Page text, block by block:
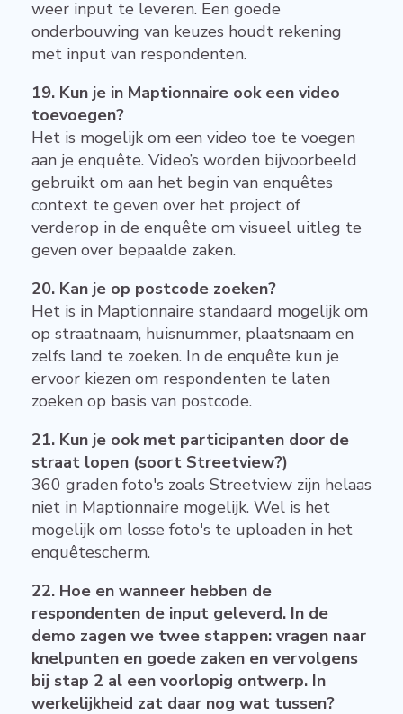
weer input te leveren. Een goede
onderbouwing van keuzes houdt rekening
met input van respondenten.
19. Kun je in Maptionnaire ook een video
toevoegen?
Het is mogelijk om een video toe te voegen
aan je enquête. Video’s worden bijvoorbeeld
gebruikt om aan het begin van enquêtes
context te geven over het project of
verderop in de enquête om visueel uitleg te
geven over bepaalde zaken.
20. Kan je op postcode zoeken?
Het is in Maptionnaire standaard mogelijk om
op straatnaam, huisnummer, plaatsnaam en
zelfs land te zoeken. In de enquête kun je
ervoor kiezen om respondenten te laten
zoeken op basis van postcode.
21. Kun je ook met participanten door de
straat lopen (soort Streetview?)
360 graden foto's zoals Streetview zijn helaas
niet in Maptionnaire mogelijk. Wel is het
mogelijk om losse foto's te uploaden in het
enquêtescherm.
22. Hoe en wanneer hebben de
respondenten de input geleverd. In de
demo zagen we twee stappen: vragen naar
knelpunten en goede zaken en vervolgens
bij stap 2 al een voorlopig ontwerp. In
werkelijkheid zat daar nog wat tussen?